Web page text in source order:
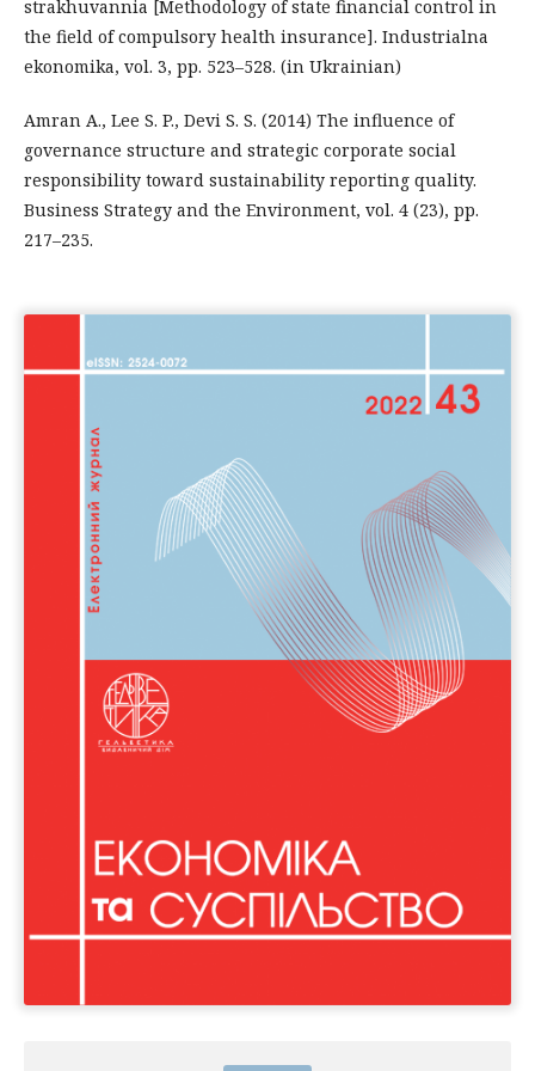
strakhuvannia [Methodology of state financial control in
the field of compulsory health insurance]. Industrialna
ekonomika, vol. 3, pp. 523–528. (in Ukrainian)
Amran A., Lee S. P., Devi S. S. (2014) The influence of
governance structure and strategic corporate social
responsibility toward sustainability reporting quality.
Business Strategy and the Environment, vol. 4 (23), pp.
217–235.